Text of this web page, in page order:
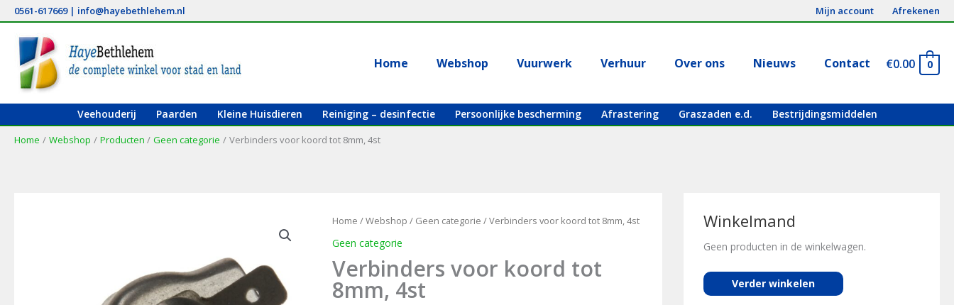
naar
inhoud
0561-617669| info@hayebethlehem.nl Mijn account Afrekenen
Home Webshop Vuurwerk Verhuur Over ons Nieuws Contact €0.00 0
Veehouderij Paarden Kleine Huisdieren Reiniging – desinfectie Persoonlijke bescherming Afrastering Graszaden e.d. Bestrijdingsmiddelen
Home Webshop Producten Geen categorie Verbinders voor koord tot 8mm, 4st
Home /Webshop / Geen categorie / Verbinders voor koord tot 8mm, 4st
Geen categorie
Verbinders voor koord tot
8mm, 4st
Winkelmand
Geen producten in de winkelwagen.
Verder winkelen